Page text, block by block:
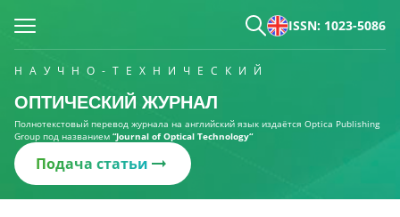
ISSN: 1023-5086
НАУЧНО-ТЕХНИЧЕСКИЙ
ОПТИЧЕСКИЙ ЖУРНАЛ
Полнотекстовый перевод журнала на английский язык издаётся Optica Publishing
Group под названием “Journal of Optical Technology“
Подача статьи